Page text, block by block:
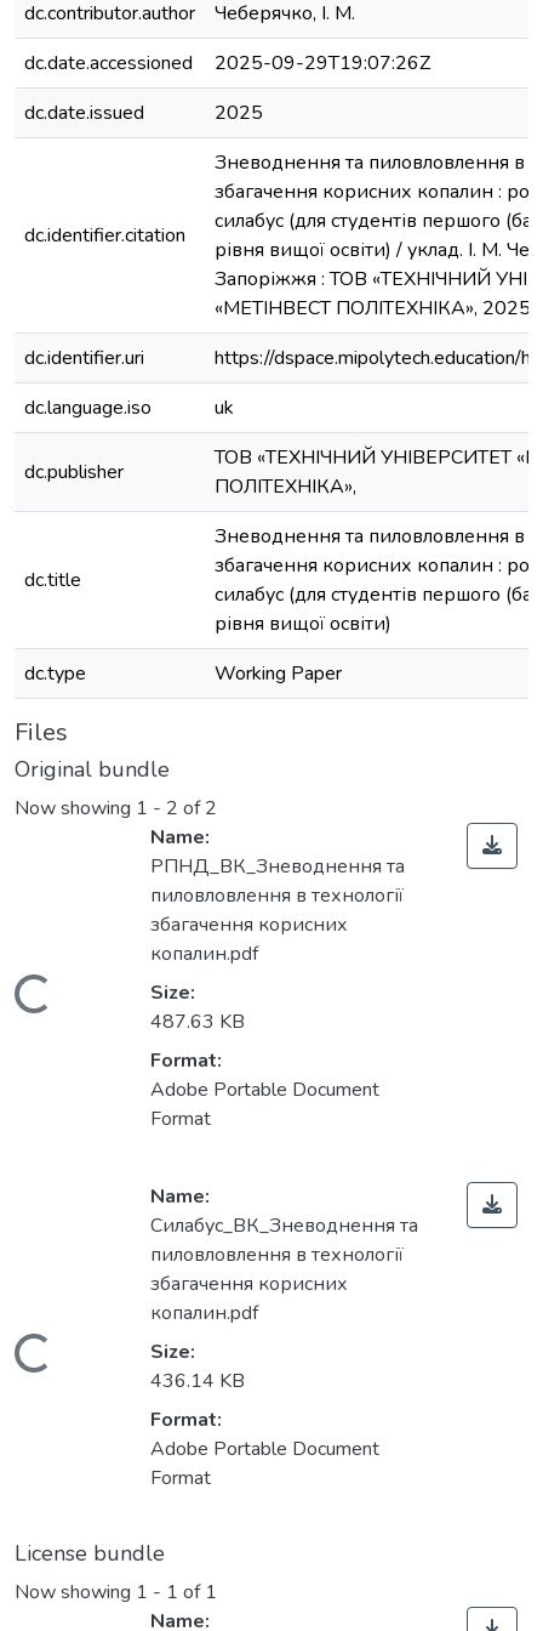
dc.contributor.author
Чеберячко, І. М.
dc.date.accessioned
2025-09-29T19:07:26Z
dc.date.issued
2025
dc.identifier.citation
Зневоднення та пиловловлення в
збагачення корисних копалин :
силабус (для студентів першого
рівня вищої освіти) / уклад. І. М.
Запоріжжя : ТОВ «ТЕХНІЧНИЙ
«МЕТІНВЕСТ ПОЛІТЕХНІКА», 2025.
dc.identifier.uri
https://dspace.mipolytech.education/
dc.language.iso
uk
dc.publisher
ТОВ «ТЕХНІЧНИЙ УНІВЕРСИТЕТ
ПОЛІТЕХНІКА»,
dc.title
Зневоднення та пиловловлення в
збагачення корисних копалин :
силабус (для студентів першого
рівня вищої освіти)
dc.type
Working Paper
Files
Original bundle
Now showing 1 - 2 of 2
Loading...
Name:
РПНД_ВК_Зневоднення та
пиловловлення в технології
збагачення корисних
копалин.pdf
Size:
487.63 KB
Format:
Adobe Portable Document
Format
Loading...
Name:
Силабус_ВК_Зневоднення та
пиловловлення в технології
збагачення корисних
копалин.pdf
Size:
436.14 KB
Format:
Adobe Portable Document
Format
License bundle
Now showing 1 - 1 of 1
Name: